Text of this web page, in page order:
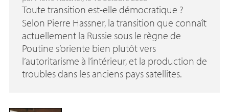
Toute transition est-elle démocratique ?
Selon Pierre Hassner, la transition que connaît
actuellement la Russie sous le règne de
Poutine s’oriente bien plutôt vers
l’autoritarisme à l’intérieur, et la production de
troubles dans les anciens pays satellites.